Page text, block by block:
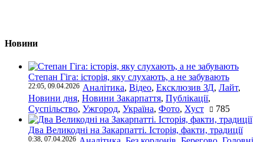
Новини
Степан Гіга: історія, яку слухають, а не забувають
22:05, 09.04.2026 Аналітика, Відео, Ексклюзив ЗД, Лайт,
Новини дня, Новини Закарпаття, Публікації,
Суспільство, Ужгород, Україна, Фото, Хуст 785
Два Великодні на Закарпатті. Історія, факти, традиції
0:38, 07.04.2026